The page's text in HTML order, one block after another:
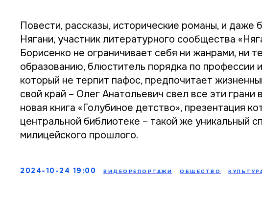
Повести, рассказы, исторические романы, и даже
Нягани, участник литературного сообщества
Борисенко не ограничивает себя ни жанрами, ни
образованию, блюститель порядка по профессии
который не терпит пафос, предпочитает
свой край – Олег Анатольевич свел все эти грани
новая книга «Голубиное детство», презентация
центральной библиотеке – такой же уникальный
милицейского прошлого.
2024-10-24 19:00 ВИДЕОРЕПОРТАЖИ ОБЩЕСТВО